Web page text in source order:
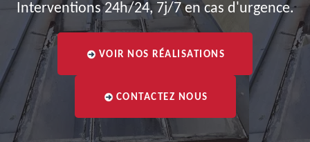
Interventions 24h/24, 7j/7 en cas d'urgence.
VOIR NOS RÉALISATIONS
CONTACTEZ NOUS